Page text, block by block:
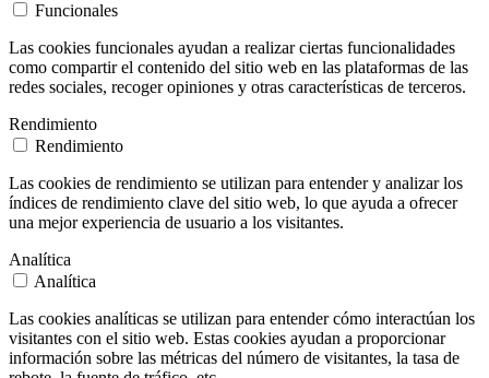
Funcionales
Las cookies funcionales ayudan a realizar ciertas funcionalidades
como compartir el contenido del sitio web en las plataformas de las
redes sociales, recoger opiniones y otras características de terceros.
Rendimiento
Rendimiento
Las cookies de rendimiento se utilizan para entender y analizar los
índices de rendimiento clave del sitio web, lo que ayuda a ofrecer
una mejor experiencia de usuario a los visitantes.
Analítica
Analítica
Las cookies analíticas se utilizan para entender cómo interactúan los
visitantes con el sitio web. Estas cookies ayudan a proporcionar
información sobre las métricas del número de visitantes, la tasa de